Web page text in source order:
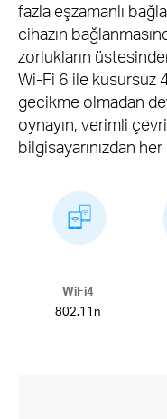
fazla eşzamanlı
cihazın
zorlukların
Wi-Fi 6 ile kusursuz
gecikme olmadan
oynayın, verimli
bilgisayarınızdan her
WiFi4
802.11n